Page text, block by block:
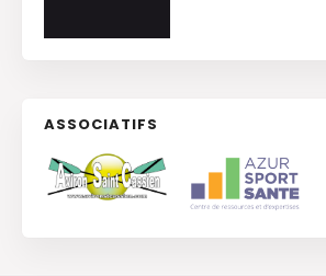
ASSOCIATIFS